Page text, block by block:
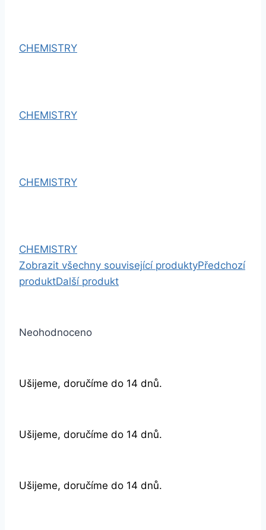
CHEMISTRY
CHEMISTRY
CHEMISTRY
CHEMISTRY
Zobrazit všechny související produktyPředchozí
produktDalší produkt
Neohodnoceno
Ušijeme, doručíme do 14 dnů.
Ušijeme, doručíme do 14 dnů.
Ušijeme, doručíme do 14 dnů.